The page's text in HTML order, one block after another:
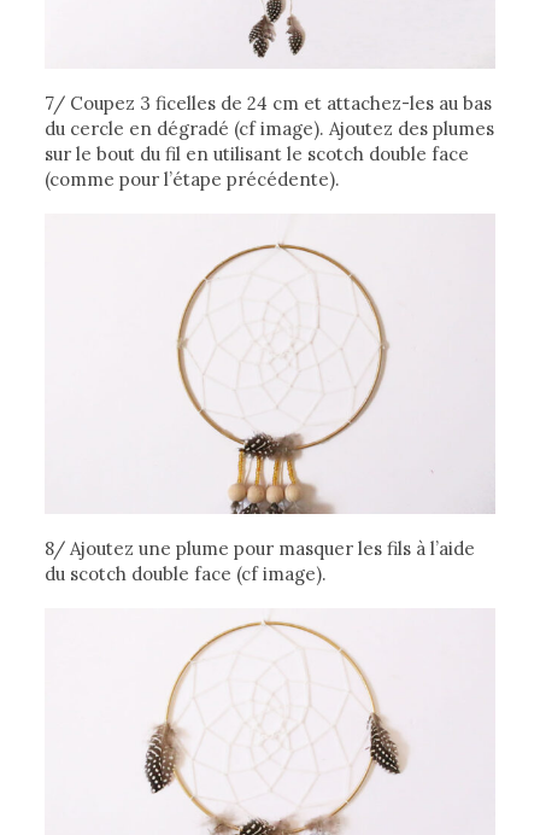
7/ Coupez 3 ficelles de 24 cm et attachez-les au bas
du cercle en dégradé (cf image). Ajoutez des plumes
sur le bout du fil en utilisant le scotch double face
(comme pour l’étape précédente).
8/ Ajoutez une plume pour masquer les fils à l’aide
du scotch double face (cf image).